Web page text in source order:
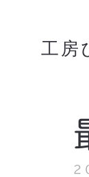
工房